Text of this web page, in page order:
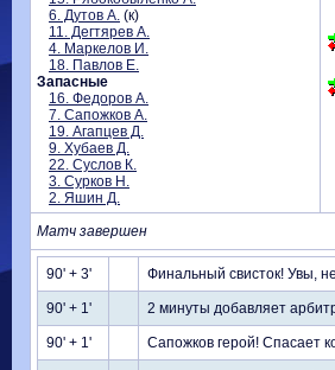
6. Дутов А. (к)
11. Дегтярев А.
4. Маркелов И.
18. Павлов Е.
Запасные
16. Федоров А.
7. Сапожков А.
19. Агапцев Д.
9. Хубаев Д.
22. Суслов К.
3. Сурков Н.
2. Яшин Д.
Матч завершен
90' + 3' Финальный свисток! Увы,
90' + 1' 2 минуты добавляет
90' + 1' Сапожков герой! Спасает